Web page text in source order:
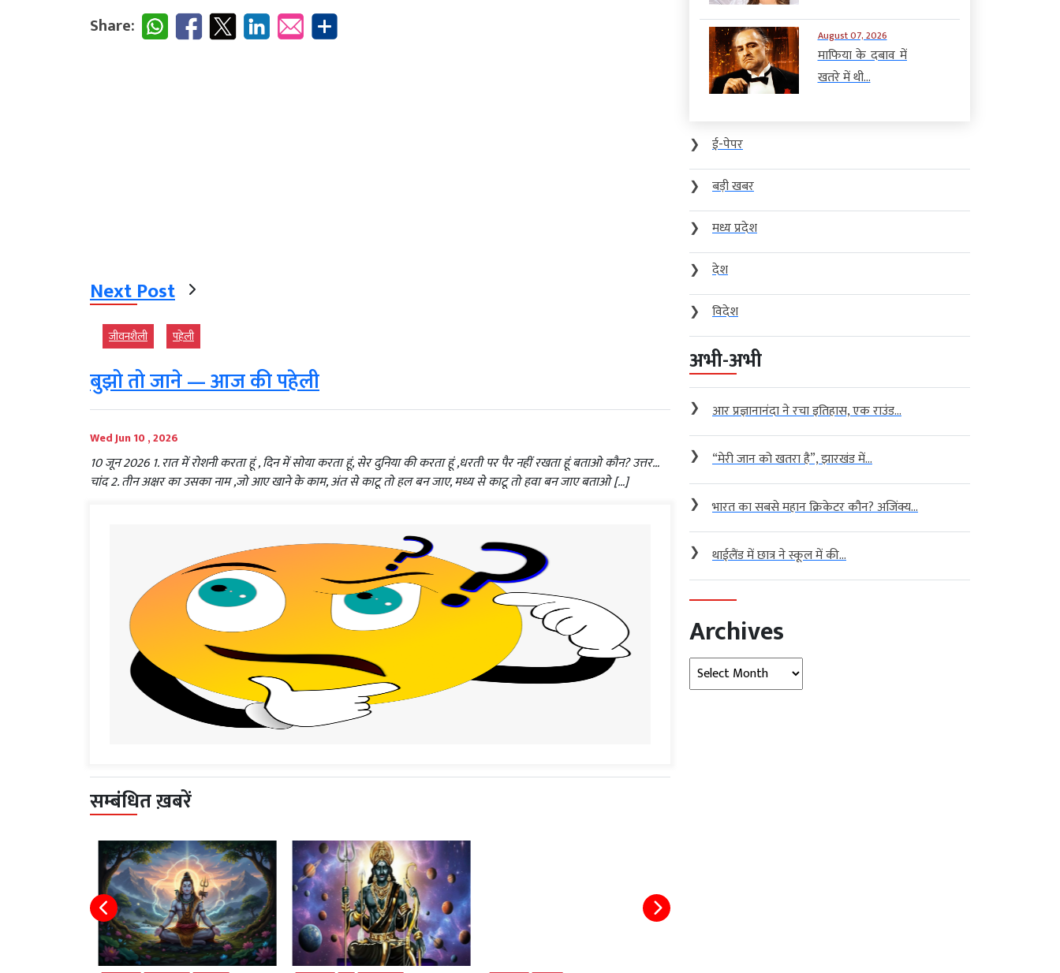
Share:
Next Post
जीवनशैली पहेली
बुझो तो जाने — आज की पहेली
Wed Jun 10 , 2026
10 जून 2026 1. रात में रोशनी करता हूं , दिन में सोया करता हूं, सेर दुनिया की करता हूं ,धरती पर पैर नहीं रखता हूं बताओ कौन? उत्तर…
चांद 2. तीन अक्षर का उसका नाम ,जो आए खाने के काम, अंत से काटू तो हल बन जाए, मध्य से काटू तो हवा बन जाए बताओ […]
सम्बंधित ख़बरें
August 07, 2026
माफिया के दबाव में
खतरे में थी...
❯
ई-पेपर
❯
बड़ी खबर
❯
मध्य प्रदेश
❯
देश
❯
विदेश
अभी-अभी
❯ आर प्रज्ञानानंदा ने रचा इतिहास, एक राउंड...
❯ “मेरी जान को खतरा है”, झारखंड में...
❯ भारत का सबसे महान क्रिकेटर कौन? अजिंक्य...
❯ थाईलैंड में छात्र ने स्कूल में की...
Archives
Archives